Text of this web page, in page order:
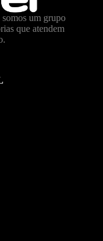
um grupo
que atendem